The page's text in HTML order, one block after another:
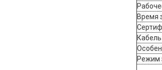
Время
Режим